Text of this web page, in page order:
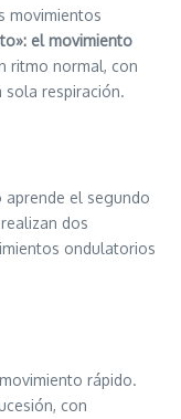
movimientos
el movimiento
ritmo normal, con
sola respiración.
el segundo
dos
ondulatorios
rápido.
con